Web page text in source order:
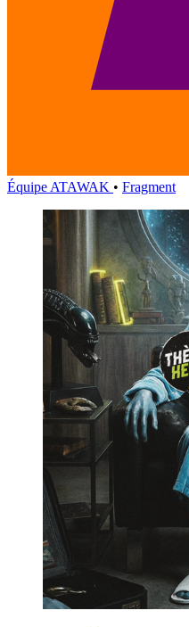
Équipe ATAWAK • Fragment